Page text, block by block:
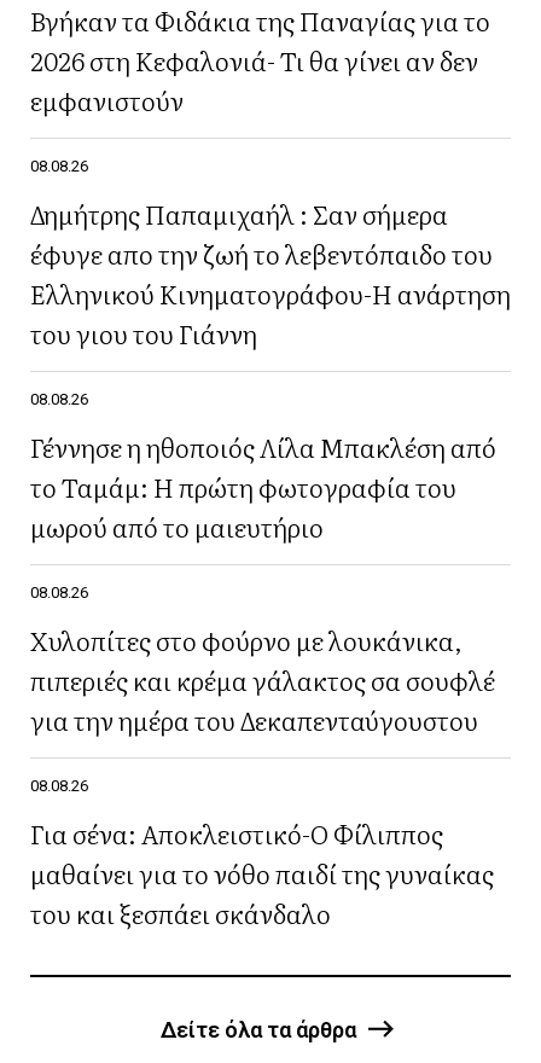
Βγήκαν τα Φιδάκια της Παναγίας για το
2026 στη Κεφαλονιά- Τι θα γίνει αν δεν
εμφανιστούν
08.08.26
Δημήτρης Παπαμιχαήλ : Σαν σήμερα
έφυγε απο την ζωή το λεβεντόπαιδο του
Ελληνικού Κινηματογράφου-Η ανάρτηση
του γιου του Γιάννη
08.08.26
Γέννησε η ηθοποιός Λίλα Μπακλέση από
το Ταμάμ: Η πρώτη φωτογραφία του
μωρού από το μαιευτήριο
08.08.26
Χυλοπίτες στο φούρνο με λουκάνικα,
πιπεριές και κρέμα γάλακτος σα σουφλέ
για την ημέρα του Δεκαπενταύγουστου
08.08.26
Για σένα: Αποκλειστικό-Ο Φίλιππος
μαθαίνει για το νόθο παιδί της γυναίκας
του και ξεσπάει σκάνδαλο
Δείτε όλα τα άρθρα